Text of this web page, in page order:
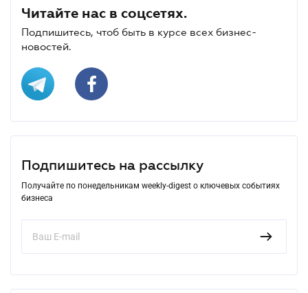
Читайте нас в соцсетях.
Подпишитесь, чтоб быть в курсе всех бизнес-
новостей.
Подпишитесь на рассылку
Получайте по понедельникам weekly-digest о ключевых событиях
бизнеса